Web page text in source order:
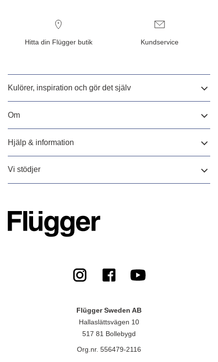
Hitta din Flügger butik Kundservice
Kulörer, inspiration och gör det själv
Om
Hjälp & information
Vi stödjer
Flügger Sweden AB
Hallaslättsvägen 10
517 81 Bollebygd
Org.nr. 556479-2116